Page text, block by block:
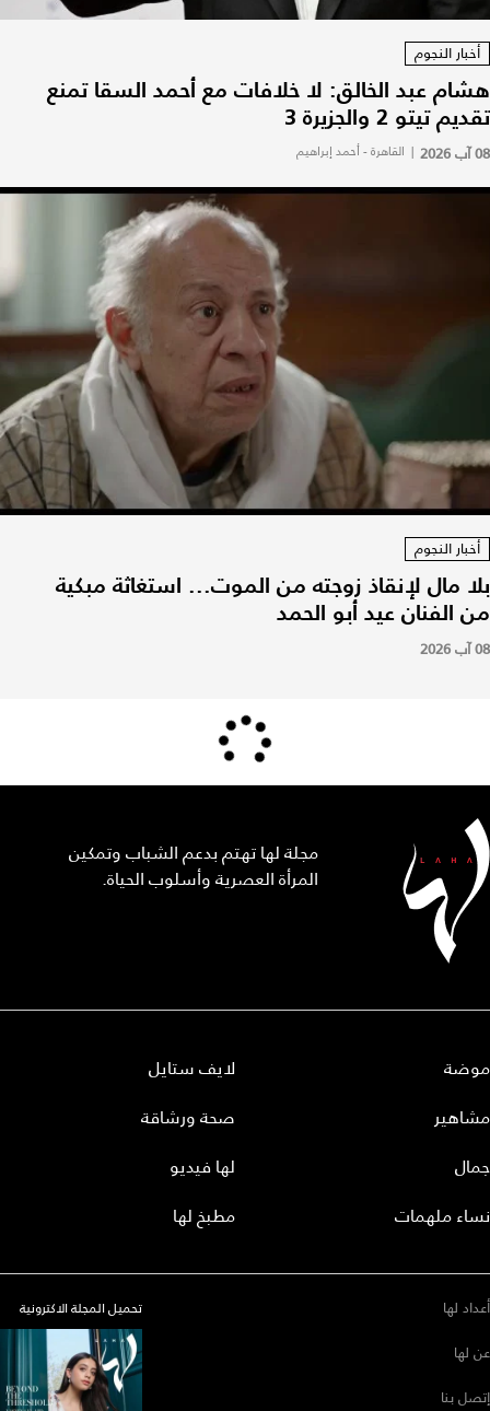
أخبار النجوم
هشام عبد الخالق: لا خلافات مع أحمد السقا تمنع
تقديم تيتو 2 والجزيرة 3
08 آب 2026 | القاهرة - أحمد إبراهيم
أخبار النجوم
بلا مال لإنقاذ زوجته من الموت... استغاثة مبكية
من الفنان عيد أبو الحمد
08 آب 2026
مجلة لها تهتم بدعم الشباب وتمكين
المرأة العصرية وأسلوب الحياة.
موضة
مشاهير
جمال
نساء ملهمات
لايف ستايل
صحة ورشاقة
لها فيديو
مطبخ لها
أعداد لها
عن لها
إتصل بنا
تحميل المجلة الاكترونية